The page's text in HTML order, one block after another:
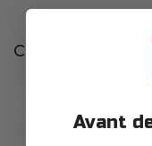
Catégories
Avant